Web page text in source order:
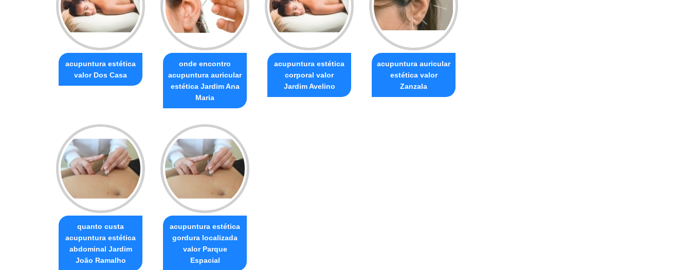
acupuntura estética
valor Dos Casa
onde encontro
acupuntura auricular
estética Jardim Ana
Maria
acupuntura estética
corporal valor
Jardim Avelino
acupuntura auricular
estética valor
Zanzala
quanto custa
acupuntura estética
abdominal Jardim
João Ramalho
acupuntura estética
gordura localizada
valor Parque
Espacial